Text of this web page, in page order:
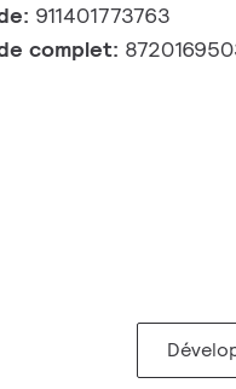
911401773763
complet: